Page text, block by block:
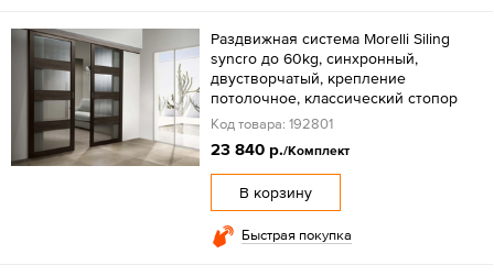
Раздвижная система Morelli Siling
syncro до 60kg, синхронный,
двустворчатый, крепление
потолочное, классический стопор
Код товара: 192801
23 840 р./Комплект
В корзину
Быстрая покупка